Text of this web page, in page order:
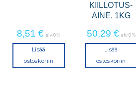
8,51€ alv 0 %
Lisää
ostoskoriin
KIILLOTUS-
AINE, 1KG
50,29 € alv 0 %
Lisää
ostoskoriin